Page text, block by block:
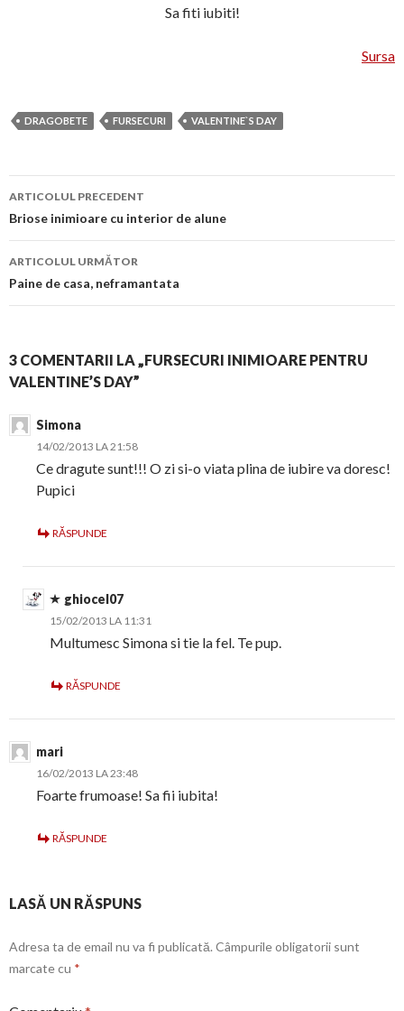
Sa fiti iubiti!
Sursa
DRAGOBETE FURSECURI VALENTINE`S DAY
Navigare
în
articol
ARTICOLUL PRECEDENT
Briose inimioare cu interior de alune
ARTICOLUL URMĂTOR
Paine de casa, neframantata
3 COMENTARII LA „FURSECURI INIMIOARE PENTRU
VALENTINE’S DAY”
Simona
14/02/2013 LA 21:58
Ce dragute sunt!!! O zi si-o viata plina de iubire va doresc!
Pupici
RĂSPUNDE
ghiocel07
15/02/2013 LA 11:31
Multumesc Simona si tie la fel. Te pup.
RĂSPUNDE
mari
16/02/2013 LA 23:48
Foarte frumoase! Sa fii iubita!
RĂSPUNDE
LASĂ UN RĂSPUNS
Adresa ta de email nu va fi publicată. Câmpurile obligatorii sunt
marcate cu *